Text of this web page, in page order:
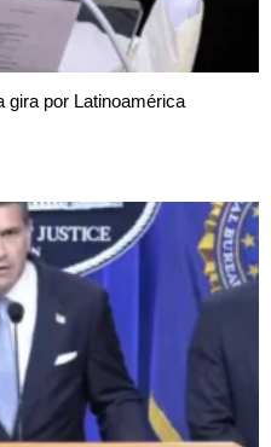
gira por Latinoamérica